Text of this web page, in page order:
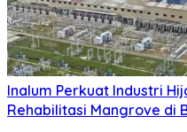
Inalum Perkuat Industri
Rehabilitasi Mangrove di